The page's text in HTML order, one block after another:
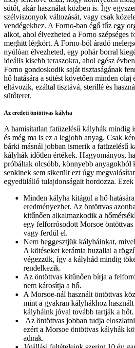
sütőt, akár használat közben is. Így
szélviszonyok változását, vagy csak
vendégekhez. A Forno-ban égő tűz egy
alkot, ahol élvezheted a Forno szépséges
meghitt légkört. A Forno-ból áradó
nyúlóan élvezheted, egy pohár borral
ideális kisebb teraszokra, ahol egész
Forno gondoskodik saját tisztaságának
hő hatására a sütést követően minden olaj
eltávozik, ezáltal tisztává, sterillé és
sütőteret.
Az eredeti öntöttvas kályha
A hamisítatlan fatüzelésű kályhák mindig
és még ma is ez a legjobb anyag. Csak
bárki másnál jobban ismerik a fatüzelésű
kályhák időtlen értékek. Hagyományos,
próbáltak olcsóbb, könnyebb anyagokból
senkinek sem sikerült ezt úgy
egyedülálló tulajdonságait hordozza.
Minden kályha kitágul a hő
eredményezhet. Az öntöttvas
kitűnően alkalmazkodik a
egy felforrósodott Morsoe
vagy ferdül el.
Nem heggesztjük kályháinkat,
A kötéseket kerámia huzallal a
végezzük, így a kályhád mindig
rendelkezik.
Az öntöttvas kitűnően bírja a
nem károsítja a hő.
A Morsoe-nál használt öntöttvas
mint a gyakran kályhákhoz
kályháink jóval tovább tartják a hőt.
Az öntöttvas jobban tudja
ezért a Morsoe öntöttvas kályhák
adnak.